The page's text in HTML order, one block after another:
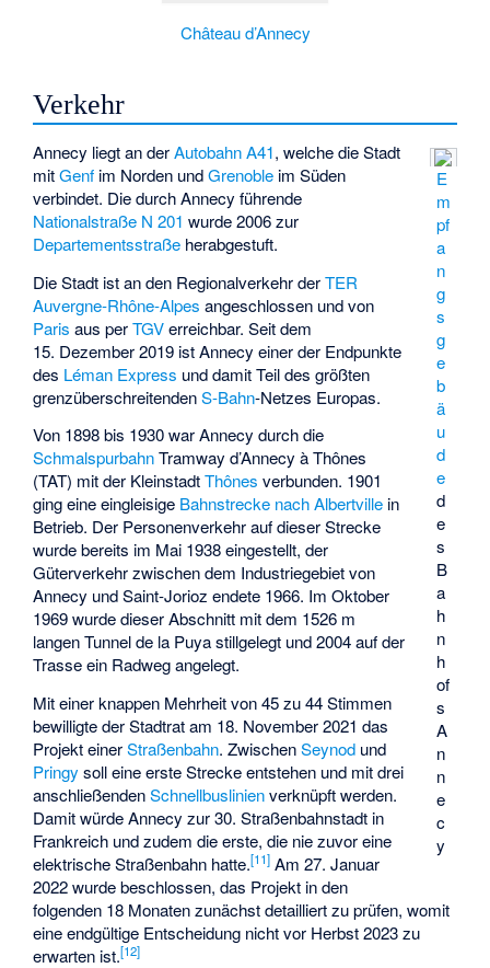
Château d’Annecy
Verkehr
E
m
pf
a
n
g
s
g
e
b
ä
u
d
e
d
e
s
B
a
h
n
h
of
s
A
n
n
e
c
y
Annecy liegt an derAutobahn A41, welche die Stadt
mitGenf im Norden undGrenoble im Süden
verbindet. Die durch Annecy führende
Nationalstraße N 201 wurde 2006 zur
Departementsstraße herabgestuft.
Die Stadt ist an den Regionalverkehr derTER
Auvergne-Rhône-Alpes angeschlossen und von
Paris aus perTGVerreichbar. Seit dem
15. Dezember 2019 ist Annecy einer der Endpunkte
des Léman Express und damit Teil des größten
grenzüberschreitendenS-Bahn-Netzes Europas.
Von 1898 bis 1930 war Annecy durch die
Schmalspurbahn Tramway d’Annecy à Thônes
(TAT) mit der KleinstadtThônes verbunden. 1901
ging eine eingleisige Bahnstrecke nach Albertville in
Betrieb. Der Personenverkehr auf dieser Strecke
wurde bereits im Mai 1938 eingestellt, der
Güterverkehr zwischen dem Industriegebiet von
Annecy und Saint-Jorioz endete 1966. Im Oktober
1969 wurde dieser Abschnitt mit dem 1526 m
langen Tunnel de la Puya stillgelegt und 2004 auf der
Trasse ein Radweg angelegt.
Mit einer knappen Mehrheit von 45 zu 44 Stimmen
bewilligte der Stadtrat am 18. November 2021 das
Projekt einerStraßenbahn. ZwischenSeynod und
Pringy soll eine erste Strecke entstehen und mit drei
anschließendenSchnellbuslinienverknüpft werden.
Damit würde Annecy zur 30. Straßenbahnstadt in
Frankreich und zudem die erste, die nie zuvor eine
elektrische Straßenbahn hatte.[11] Am 27. Januar
2022 wurde beschlossen, das Projekt in den
folgenden 18 Monaten zunächst detailliert zu prüfen, womit
eine endgültige Entscheidung nicht vor Herbst 2023 zu
erwarten ist.[12]